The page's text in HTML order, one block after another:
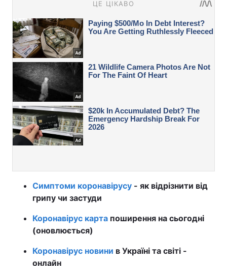
Симптоми коронавірусу - як відрізнити від
грипу чи застуди
Коронавірус карта поширення на сьогодні
(оновлюється)
Коронавірус новини в Україні та світі -
онлайн